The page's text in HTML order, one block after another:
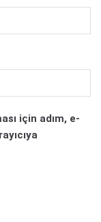
için adım, e-